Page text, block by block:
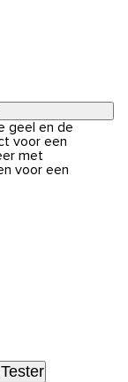
geel en de
voor een
met
voor een